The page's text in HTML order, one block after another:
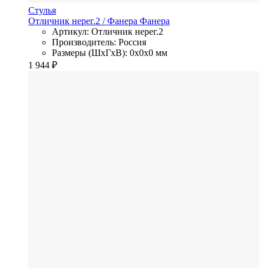
Стулья
Отличник нерег.2 / Фанера Фанера
Артикул: Отличник нерег.2
Производитель: Россия
Размеры (ШхГхВ): 0x0x0 мм
1 944 ₽